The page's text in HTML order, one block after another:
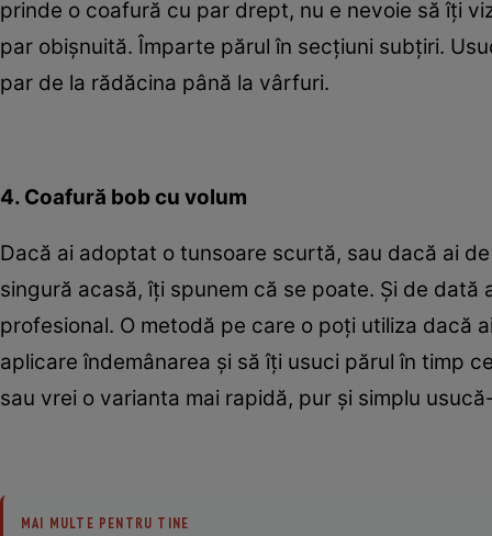
prinde o coafură cu par drept, nu e nevoie să îţi
par obişnuită. Împarte părul în secţiuni subţiri.
par de la rădăcina până la vârfuri.
4. Coafură bob cu volum
Dacă ai adoptat o tunsoare scurtă, sau dacă ai
singură acasă, îţi spunem că se poate. Şi de
profesional. O metodă pe care o poţi utiliza dacă
aplicare îndemânarea şi să îţi usuci părul în timp
sau vrei o varianta mai rapidă, pur şi simplu
MAI MULTE PENTRU TINE